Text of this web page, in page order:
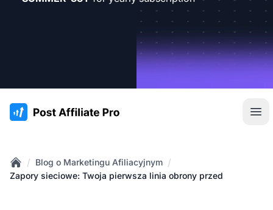
:site.title
Home
/ Blog o Marketingu Afiliacyjnym /
Zapory sieciowe: Twoja pierwsza linia obrony przed